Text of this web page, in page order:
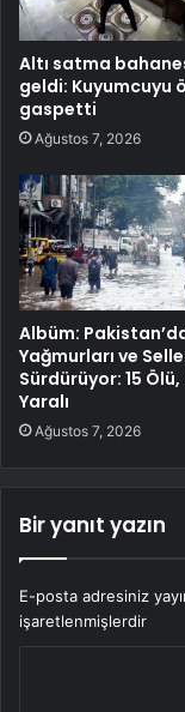
Altı satma
geldi: Kuyumcuyu
gaspetti
Ağustos 7, 2026
Albüm:
Yağmurları ve
Sürdürüyor: 15
Yaralı
Ağustos 7, 2026
Bir yanıt yazın
E-posta adresiniz
işaretlenmişlerdir